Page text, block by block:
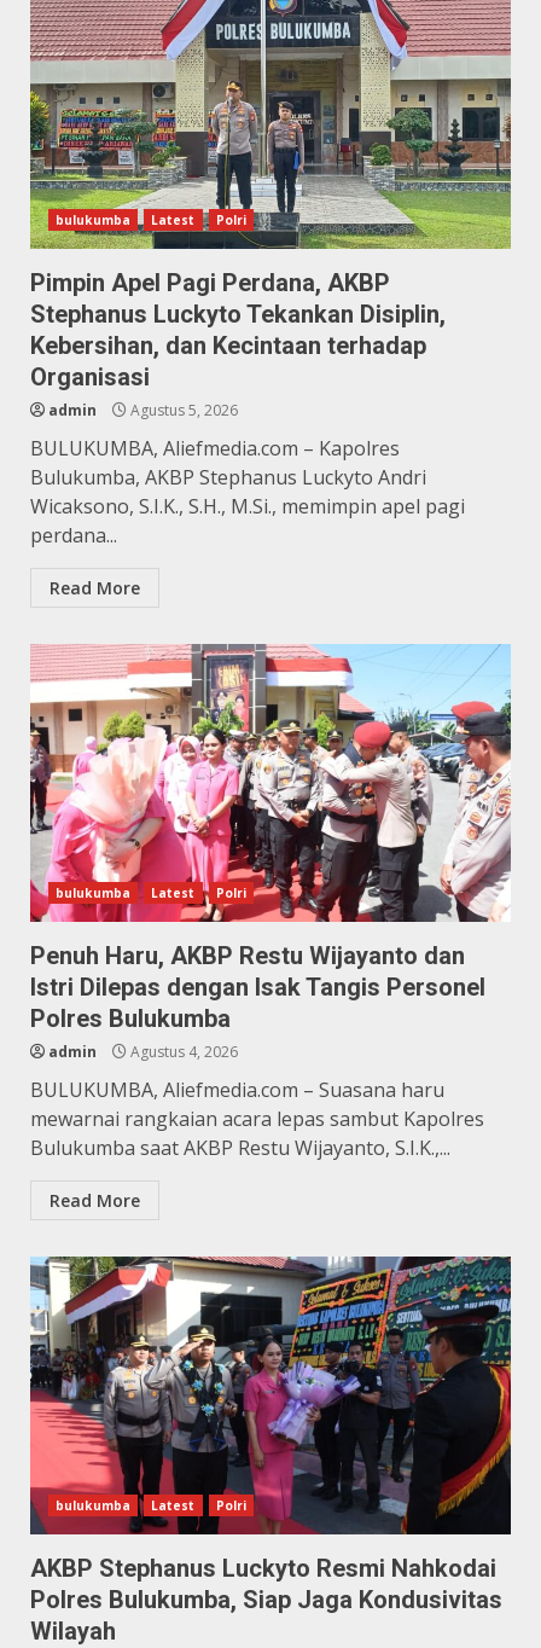
bulukumba Latest Polri
Pimpin Apel Pagi Perdana, AKBP
Stephanus Luckyto Tekankan Disiplin,
Kebersihan, dan Kecintaan terhadap
Organisasi
admin Agustus 5, 2026
BULUKUMBA, Aliefmedia.com – Kapolres
Bulukumba, AKBP Stephanus Luckyto Andri
Wicaksono, S.I.K., S.H., M.Si., memimpin apel pagi
perdana...
Read More
bulukumba Latest Polri
Penuh Haru, AKBP Restu Wijayanto dan
Istri Dilepas dengan Isak Tangis Personel
Polres Bulukumba
admin Agustus 4, 2026
BULUKUMBA, Aliefmedia.com – Suasana haru
mewarnai rangkaian acara lepas sambut Kapolres
Bulukumba saat AKBP Restu Wijayanto, S.I.K.,...
Read More
bulukumba Latest Polri
AKBP Stephanus Luckyto Resmi Nahkodai
Polres Bulukumba, Siap Jaga Kondusivitas
Wilayah